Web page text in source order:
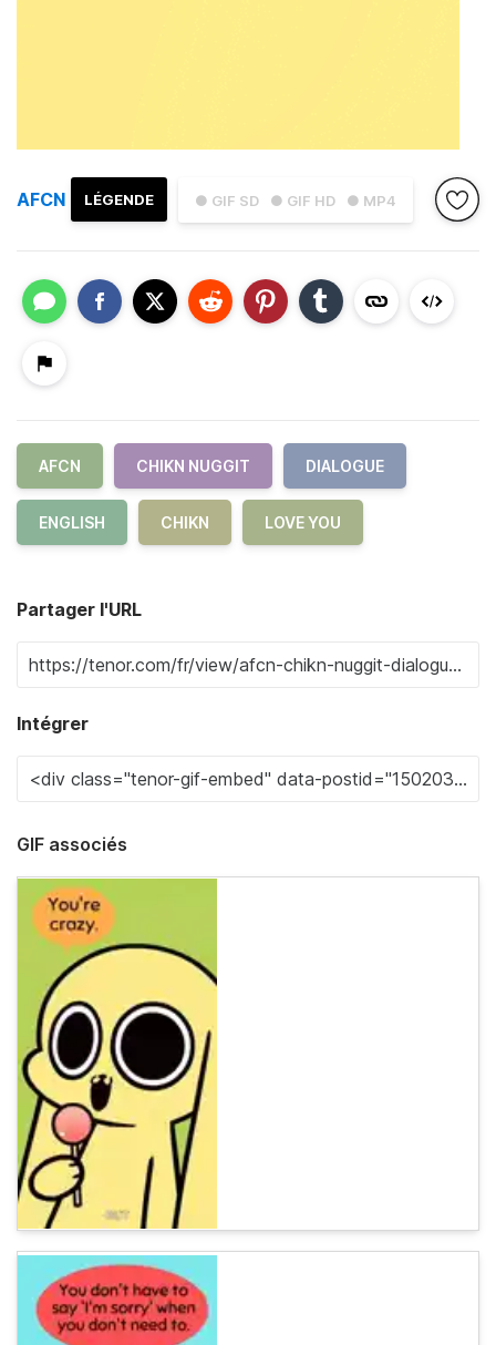
● GIF SD ● GIF HD ● MP4
LÉGENDE
AFCN
AFCN CHIKN NUGGIT DIALOGUE
ENGLISH CHIKN LOVE YOU
Partager l'URL
Intégrer
GIF associés